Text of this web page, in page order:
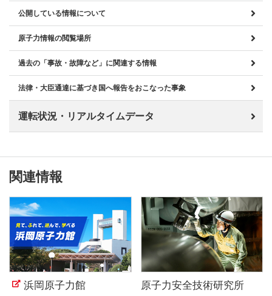
公開している情報について
原子力情報の閲覧場所
過去の「事故・故障など」に関連する情報
法律・大臣通達に基づき国へ報告をおこなった事象
運転状況・リアルタイムデータ
関連情報
浜岡原子力館 原子力安全技術研究所